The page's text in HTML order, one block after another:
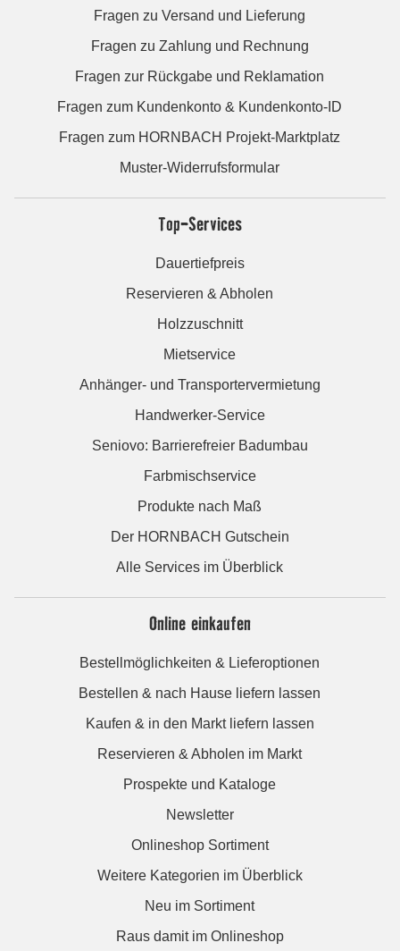
Fragen zu Versand und Lieferung
Fragen zu Zahlung und Rechnung
Fragen zur Rückgabe und Reklamation
Fragen zum Kundenkonto & Kundenkonto-ID
Fragen zum HORNBACH Projekt-Marktplatz
Muster-Widerrufsformular
Top-Services
Dauertiefpreis
Reservieren & Abholen
Holzzuschnitt
Mietservice
Anhänger- und Transportervermietung
Handwerker-Service
Seniovo: Barrierefreier Badumbau
Farbmischservice
Produkte nach Maß
Der HORNBACH Gutschein
Alle Services im Überblick
Online einkaufen
Bestellmöglichkeiten & Lieferoptionen
Bestellen & nach Hause liefern lassen
Kaufen & in den Markt liefern lassen
Reservieren & Abholen im Markt
Prospekte und Kataloge
Newsletter
Onlineshop Sortiment
Weitere Kategorien im Überblick
Neu im Sortiment
Raus damit im Onlineshop